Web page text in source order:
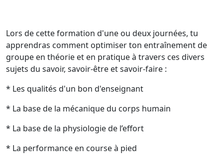
Lors de cette formation d'une ou deux journées, tu
apprendras comment optimiser ton entraînement de
groupe en théorie et en pratique à travers ces divers
sujets du savoir, savoir-être et savoir-faire :
* Les qualités d'un bon d'enseignant
* La base de la mécanique du corps humain
* La base de la physiologie de l’effort
* La performance en course à pied